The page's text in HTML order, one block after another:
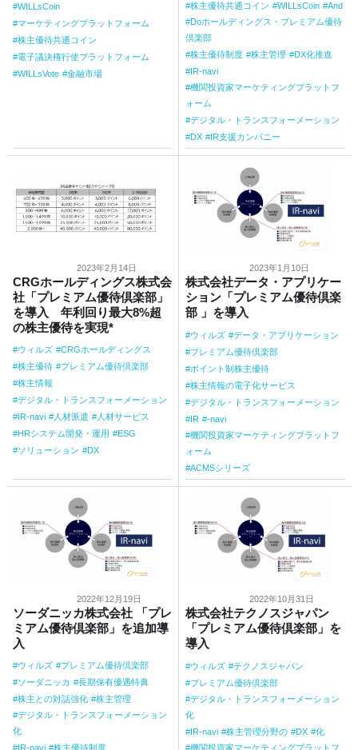
WILLsCoin
マーケティングプラットフォーム
株主優待共通コイン
電子議決権行使プラットフォーム
WILLsVote
金融市場
株主優待共通コイン
WILLsCoin
And
Doホールディングス・プレミアム優待
倶楽部
株主優待制度
株主管理
DX化推進
IR-navi
機関投資家マーケティングプラットフ
ォーム
デジタル・トランスフォーメーション
DX
IR支援カンパニー
2023年2月14日
CRGホールディングス株式会
社「プレミアム優待倶楽部」
を導入 年利回り最大8%超
の株主優待を実現*
ウィルズ
CRGホールディングス
株主優待
プレミアム優待倶楽部
株主情報
デジタル・トランスフォーメーション
IR-navi
人材派遣
人材サービス
HRシステム開発・運用
ESG
ソリューション
DX
2023年1月10日
株式会社データ・アプリケー
ション「プレミアム優待倶楽
部 」を導入
ウィルズ
データ・アプリケーション
プレミアム優待倶楽部
ポイント制株主優待
株主情報の電子化サービス
デジタル・トランスフォーメーション
IR
-navi
機関投資家マーケティングプラットフ
ォーム
ACMSシリーズ
2022年12月19日
ソーダニッカ株式会社 「プレ
ミアム優待倶楽部」を追加導
入
ウィルズ
プレミアム優待倶楽部
ソーダニッカ
長期保有優遇特典
株主との対話強化
株主管理
デジタル・トランスフォーメーション
化
IR-navi
株主優待制度
2022年10月31日
株式会社テクノスジャパン
「プレミアム優待倶楽部」を
導入
ウィルズ
テクノスジャパン
プレミアム優待倶楽部
デジタル・トランスフォーメーション
化
IR-navi
株主管理分野の DX
化
機関投資家マーケティングプラットフ